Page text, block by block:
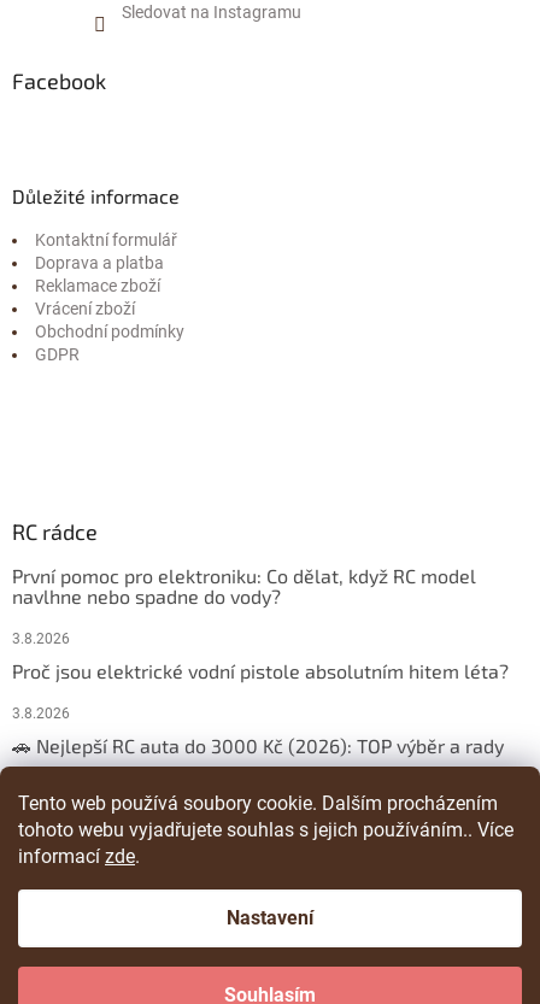
Tento web používá soubory cookie. Dalším procházením
tohoto webu vyjadřujete souhlas s jejich používáním.. Více
informací zde.
Nastavení
Souhlasím
Sledovat na Instagramu
Facebook
Důležité informace
Kontaktní formulář
Doprava a platba
Reklamace zboží
Vrácení zboží
Obchodní podmínky
GDPR
RC rádce
První pomoc pro elektroniku: Co dělat, když RC model
navlhne nebo spadne do vody?
3.8.2026
Proč jsou elektrické vodní pistole absolutním hitem léta?
3.8.2026
🚗 Nejlepší RC auta do 3000 Kč (2026): TOP výběr a rady
ARCHIV
Vytvořil Shoptet
. Všechna práva vyhrazena.